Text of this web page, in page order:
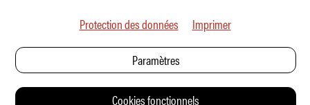
Protection des données Imprimer
Paramètres
Cookies fonctionnels